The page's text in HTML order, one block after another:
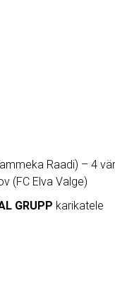
Raadi) – 4
(FC Elva Valge)
GRUPP karikatele